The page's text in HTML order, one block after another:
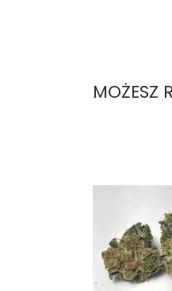
MOŻESZ